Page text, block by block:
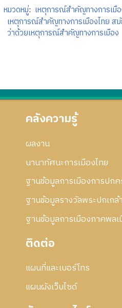
หมวดหมู่: เหตุการณ์สำคัญทางการเมื
เหตุการณ์สำคัญทางการเมืองไทย
ว่าด้วยเหตุการณ์สำคัญทางการเมือง
คลังความรู้
ผลงาน
นานาทัศนะการเมืองไทย
ฐานข้อมูลการเมืองการปก
ฐานข้อมูลรางวัลพระปกเกล้า
ฐานข้อมูลการเมืองภาคพล
ติดต่อ
แผนที่และเบอร์โทร
แผนผังเว็บไซด์